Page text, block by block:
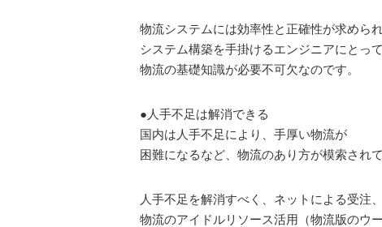
物流システムには効率性と正確性が求められ
システム構築を手掛けるエンジニアにとって
物流の基礎知識が必要不可欠なのです。
●人手不足は解消できる
国内は人手不足により、手厚い物流が
困難になるなど、物流のあり方が模索されて
人手不足を解消すべく、ネットによる受注
物流のアイドルリソース活用（物流版のウー